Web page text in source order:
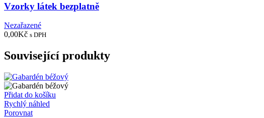
Vzorky látek bezplatně
Nezařazené
0,00Kč s DPH
Související produkty
Přidat do košíku
Rychlý náhled
Porovnat